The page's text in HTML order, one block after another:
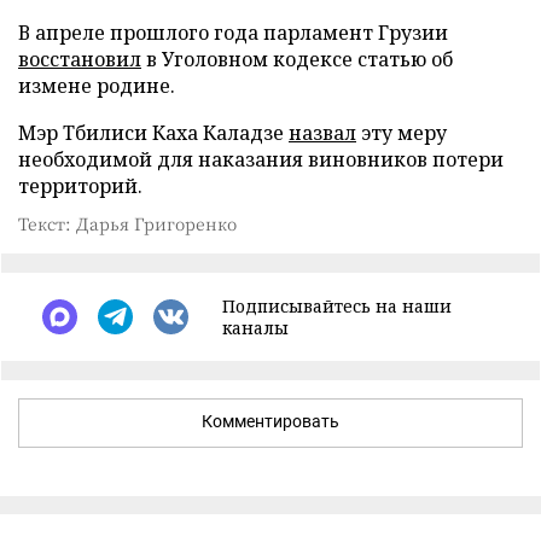
В апреле прошлого года парламент Грузии
восстановилв Уголовном кодексе статью об
измене родине.
Мэр Тбилиси Каха Каладзе назвал эту меру
необходимой для наказания виновников потери
территорий.
Текст: Дарья Григоренко
Подписывайтесь на наши
каналы
Комментировать